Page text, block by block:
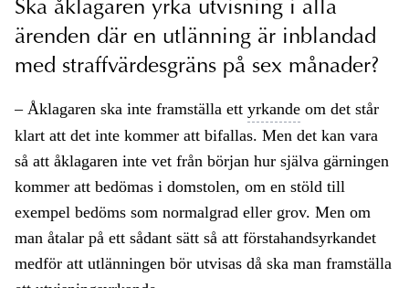
Ska åklagaren yrka utvisning i alla
ärenden där en utlänning är inblandad
med straffvärdesgräns på sex månader?
– Åklagaren ska inte framställa ett yrkande om det står
klart att det inte kommer att bifallas. Men det kan vara
så att åklagaren inte vet från början hur själva gärningen
kommer att bedömas i domstolen, om en stöld till
exempel bedöms som normalgrad eller grov. Men om
man åtalar på ett sådant sätt så att förstahandsyrkandet
medför att utlänningen bör utvisas då ska man framställa